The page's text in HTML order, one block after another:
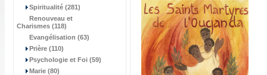
Spiritualité (281)
Renouveau et
Charismes (118)
Evangélisation (63)
Prière (110)
Psychologie et Foi (59)
Marie (80)